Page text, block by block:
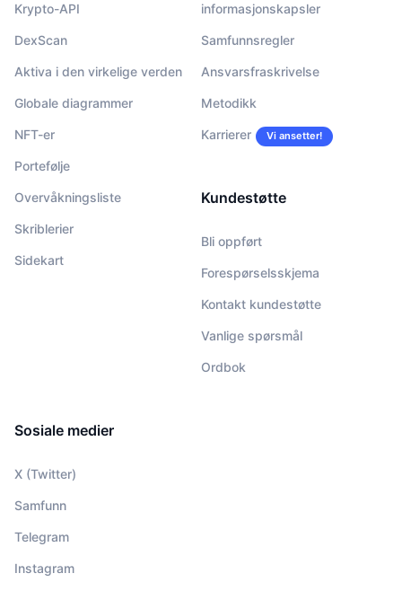
Krypto-API
DexScan
Aktiva i den virkelige verden
Globale diagrammer
NFT-er
Portefølje
Overvåkningsliste
Skriblerier
Sidekart
informasjonskapsler
Samfunnsregler
Ansvarsfraskrivelse
Metodikk
Karrierer Vi ansetter!
Kundestøtte
Bli oppført
Forespørselsskjema
Kontakt kundestøtte
Vanlige spørsmål
Ordbok
Sosiale medier
X (Twitter)
Samfunn
Telegram
Instagram